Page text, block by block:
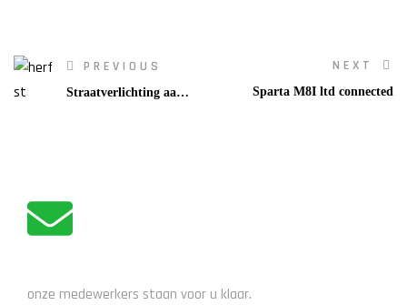
PREVIOUS
Straatverlichting aan?
NEXT
Sparta M8I ltd connected
onze medewerkers staan voor u klaar.